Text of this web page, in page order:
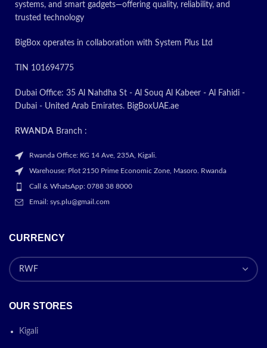
systems, and smart gadgets—offering quality, reliability, and
trusted technology
BigBox operates in collaboration with System Plus Ltd
TIN 101694775
Dubai Office: 35 Al Nahdha St - Al Souq Al Kabeer - Al Fahidi -
Dubai - United Arab Emirates. BigBoxUAE.ae
RWANDA Branch :
Rwanda Office: KG 14 Ave, 235A, Kigali.
Warehouse: Plot 2150 Prime Economic Zone, Masoro. Rwanda
Call & WhatsApp: 0788 38 8000
Email: sys.plu@gmail.com
CURRENCY
OUR STORES
Kigali